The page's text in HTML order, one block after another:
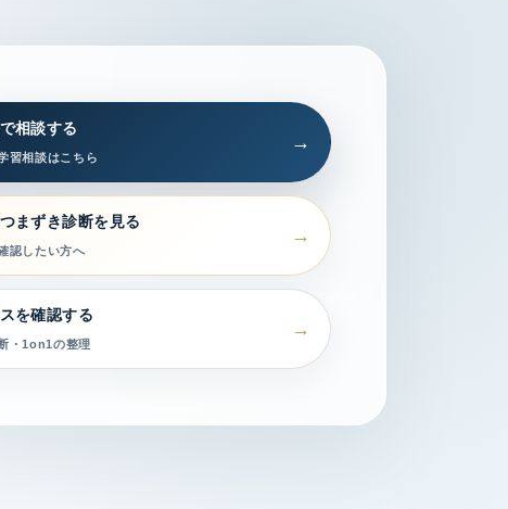
相談する
習相談はこちら
まずき診断を見る
認したい方へ
を確認する
・1on1の整理